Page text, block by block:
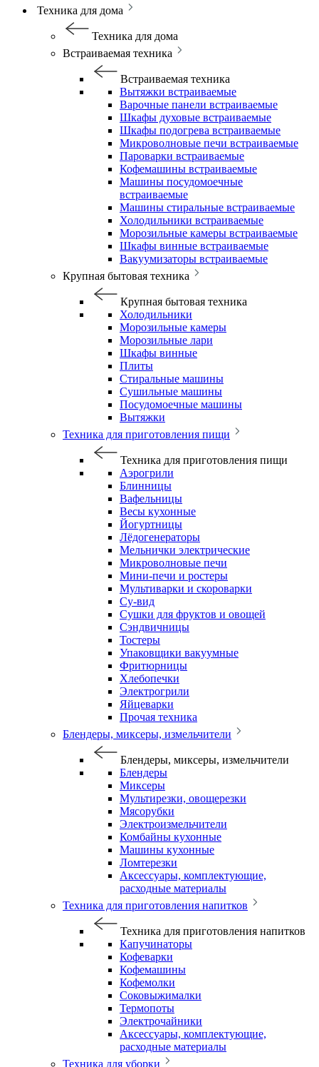
Техника для дома
Техника для дома
Встраиваемая техника
Встраиваемая техника
Вытяжки встраиваемые
Варочные панели встраиваемые
Шкафы духовые встраиваемые
Шкафы подогрева встраиваемые
Микроволновые печи встраиваемые
Пароварки встраиваемые
Кофемашины встраиваемые
Машины посудомоечные
встраиваемые
Машины стиральные встраиваемые
Холодильники встраиваемые
Морозильные камеры встраиваемые
Шкафы винные встраиваемые
Вакуумизаторы встраиваемые
Крупная бытовая техника
Крупная бытовая техника
Холодильники
Морозильные камеры
Морозильные лари
Шкафы винные
Плиты
Стиральные машины
Сушильные машины
Посудомоечные машины
Вытяжки
Техника для приготовления пищи
Техника для приготовления пищи
Аэрогрили
Блинницы
Вафельницы
Весы кухонные
Йогуртницы
Лёдогенераторы
Мельнички электрические
Микроволновые печи
Мини-печи и ростеры
Мультиварки и скороварки
Су-вид
Сушки для фруктов и овощей
Сэндвичницы
Тостеры
Упаковщики вакуумные
Фритюрницы
Хлебопечки
Электрогрили
Яйцеварки
Прочая техника
Блендеры, миксеры, измельчители
Блендеры, миксеры, измельчители
Блендеры
Миксеры
Мультирезки, овощерезки
Мясорубки
Электроизмельчители
Комбайны кухонные
Машины кухонные
Ломтерезки
Аксессуары, комплектующие,
расходные материалы
Техника для приготовления напитков
Техника для приготовления напитков
Капучинаторы
Кофеварки
Кофемашины
Кофемолки
Соковыжималки
Термопоты
Электрочайники
Аксессуары, комплектующие,
расходные материалы
Техника для уборки